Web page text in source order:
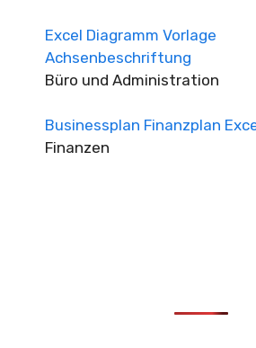
Excel Diagramm Vorlage
Achsenbeschriftung
Büro und Administration
Businessplan Finanzplan
Finanzen